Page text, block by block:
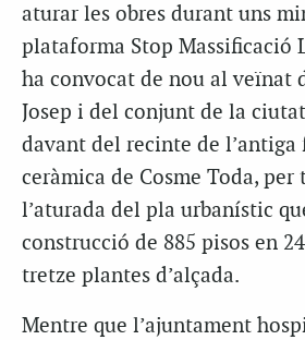
aturar les obres durant uns
plataforma Stop Massificació
ha convocat de nou al veïnat
Josep i del conjunt de la
davant del recinte de l’antiga
ceràmica de Cosme Toda,
l’aturada del pla urbanístic
construcció de 885 pisos en
tretze plantes d’alçada.
Mentre que l’ajuntament